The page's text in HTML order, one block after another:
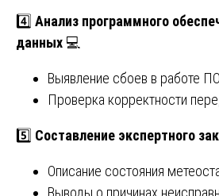
4️⃣ Анализ программного
данных 💻
Выявление сбоев в работе
Проверка корректности
5️⃣ Составление экспертного
Описание состояния
Выводы о причинах